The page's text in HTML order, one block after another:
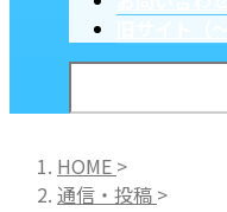
HOME >
通信・投稿 >